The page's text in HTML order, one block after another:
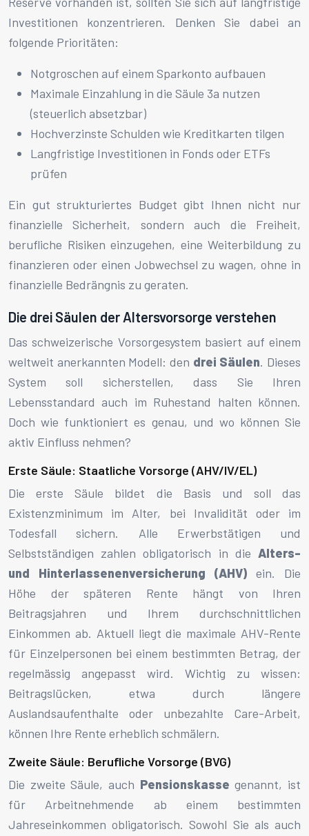
Investitionen konzentrieren. Denken Sie dabei an
folgende Prioritäten:
Notgroschen auf einem Sparkonto aufbauen
Maximale Einzahlung in die Säule 3a nutzen
(steuerlich absetzbar)
Hochverzinste Schulden wie Kreditkarten tilgen
Langfristige Investitionen in Fonds oder ETFs
prüfen
Ein gut strukturiertes Budget gibt Ihnen nicht nur
finanzielle Sicherheit, sondern auch die Freiheit,
berufliche Risiken einzugehen, eine Weiterbildung zu
finanzieren oder einen Jobwechsel zu wagen, ohne in
finanzielle Bedrängnis zu geraten.
Die drei Säulen der Altersvorsorge verstehen
Das schweizerische Vorsorgesystem basiert auf einem
weltweit anerkannten Modell: den drei Säulen. Dieses
System soll sicherstellen, dass Sie Ihren
Lebensstandard auch im Ruhestand halten können.
Doch wie funktioniert es genau, und wo können Sie
aktiv Einfluss nehmen?
Erste Säule: Staatliche Vorsorge (AHV/IV/EL)
Die erste Säule bildet die Basis und soll das
Existenzminimum im Alter, bei Invalidität oder im
Todesfall sichern. Alle Erwerbstätigen und
Selbstständigen zahlen obligatorisch in die Alters-
und Hinterlassenenversicherung (AHV) ein. Die
Höhe der späteren Rente hängt von Ihren
Beitragsjahren und Ihrem durchschnittlichen
Einkommen ab. Aktuell liegt die maximale AHV-Rente
für Einzelpersonen bei einem bestimmten Betrag, der
regelmässig angepasst wird. Wichtig zu wissen:
Beitragslücken, etwa durch längere
Auslandsaufenthalte oder unbezahlte Care-Arbeit,
können Ihre Rente erheblich schmälern.
Zweite Säule: Berufliche Vorsorge (BVG)
Die zweite Säule, auch Pensionskasse genannt, ist
für Arbeitnehmende ab einem bestimmten
Jahreseinkommen obligatorisch. Sowohl Sie als auch